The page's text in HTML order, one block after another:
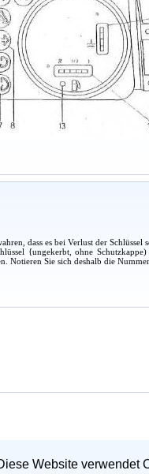
Website verwendet
dass es bei Verlust der Schlüssel
{ungekerbt, ohne Schutzkappe)
Notieren Sie sich deshalb die